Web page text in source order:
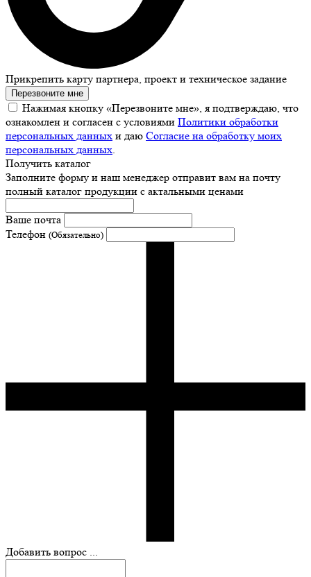
Прикрепить карту партнера, проект и техническое задание
Перезвоните мне
Нажимая кнопку «Перезвоните мне», я подтверждаю, что
ознакомлен и согласен с условиями Политики обработки
персональных данных и даю Согласие на обработку моих
персональных данных.
Получить каталог
Заполните форму и наш менеджер отправит вам на почту
полный каталог продукции с актальными ценами
Ваше почта
Телефон (Обязательно)
Добавить вопрос ...